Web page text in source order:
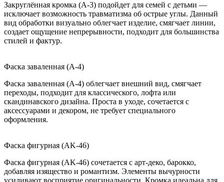
Закруглённая кромка (A-3) подойдет для семей с детьми —
исключает возможность травматизма об острые углы. Данный
вид обработки визуально облегчает изделие, смягчает линии,
создает ощущение непрерывности, подходит для большинства
стилей и фактур.
Фаска заваленная (A-4)
Фаска заваленная (A-4) облегчает внешний вид, смягчает
переходы, подходит для классического, лофта или
скандинавского дизайна. Проста в уходе, сочетается с
аксессуарами и декором, не требует специального
оформления.
Фаска фигурная (AK-46)
Фаска фигурная (AK-46) сочетается с арт-деко, барокко,
добавляя изящество и романтизм. Элементы вычурности